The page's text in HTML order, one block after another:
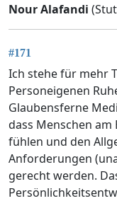
Nour Alafandi
#171
Ich stehe für mehr
Personeigenen
Glaubensferne
dass Menschen am
fühlen und den
Anforderungen
gerecht werden.